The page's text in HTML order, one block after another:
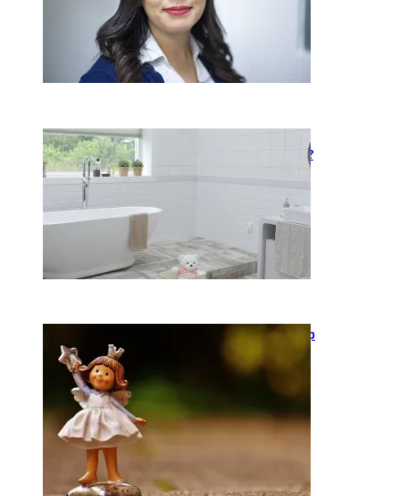
neįgaliojo vežimėliui vonią?
2026-05-12
Keramika kasdienybėje: kaip
požiūrį į namų estetiką